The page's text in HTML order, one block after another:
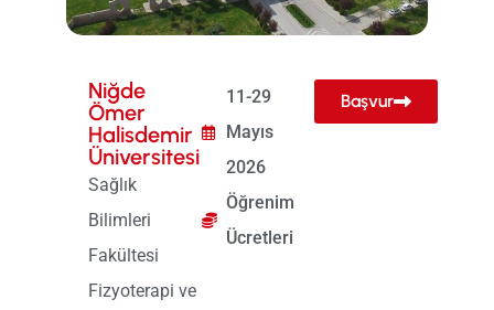
Niğde
Ömer
Halisdemir
Üniversitesi
Sağlık
Bilimleri
Fakültesi
Fizyoterapi ve
11-29
Mayıs
2026
Öğrenim
Ücretleri
Başvur